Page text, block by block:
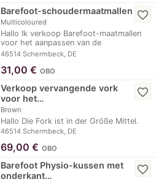
Barefoot-schoudermaatmallen
Multicoloured
Hallo Ik verkoop Barefoot-maatmallen
voor het aanpassen van de
schouderbreedte.
46514 Schermbeck, DE
favorite_border
31,00 € OBO
Verkoop vervangende vork
voor het…
Brown
Hallo Die Fork ist in der Größe Mittel.
46514 Schermbeck, DE
favorite_border
69,00 € OBO
Barefoot Physio-kussen met
onderkant…
favorite_border